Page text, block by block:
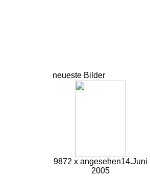
neueste Bilder
9872 x angesehen14.Juni
2005